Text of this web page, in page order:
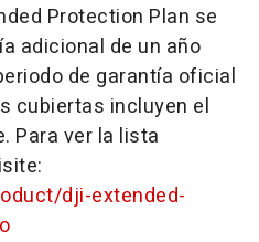
Protection Plan se
adicional de un año
de garantía oficial
cubiertas incluyen el
Para ver la lista
dji-extended-